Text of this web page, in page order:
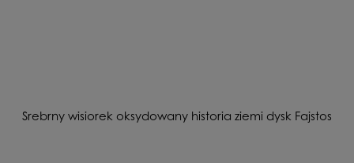
Srebrny wisiorek oksydowany historia ziemi dysk Fajstos